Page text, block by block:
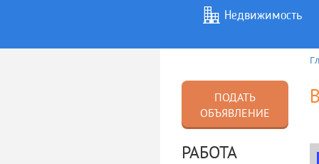
Недвижимость
Услуги
ПОДАТЬ
ОБЪЯВЛЕНИЕ
РАБОТА